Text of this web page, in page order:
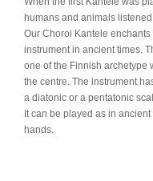
humans and animals
Our Choroi Kantele
instrument in ancient times.
one of the Finnish archetype
the centre. The instrument
a diatonic or a pentatonic
It can be played as in
hands.